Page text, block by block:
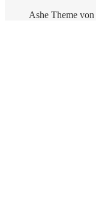
Ashe Theme von